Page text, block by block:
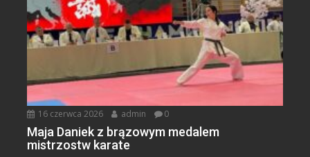
16 czerwca 2026 admin 0
Maja Daniek z brązowym medalem
mistrzostw karate